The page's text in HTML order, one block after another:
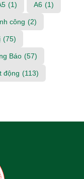
(1) A6 (1)
công (2)
(75)
Báo (57)
động (113)